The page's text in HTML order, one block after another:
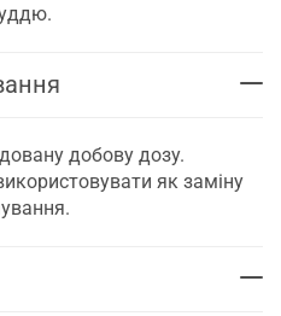
добову дозу.
як заміну